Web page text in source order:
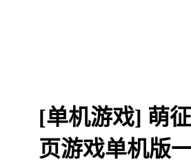
[单机游戏] 萌
页游戏单机版